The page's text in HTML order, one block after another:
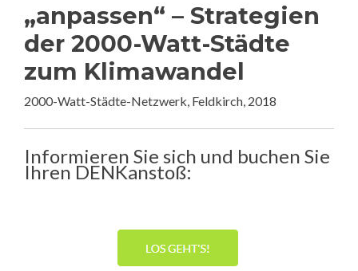
„anpassen“ – Strategien
der 2000-Watt-Städte
zum Klimawandel
2000-Watt-Städte-Netzwerk, Feldkirch, 2018
Informieren Sie sich und buchen Sie
Ihren DENKanstoß: